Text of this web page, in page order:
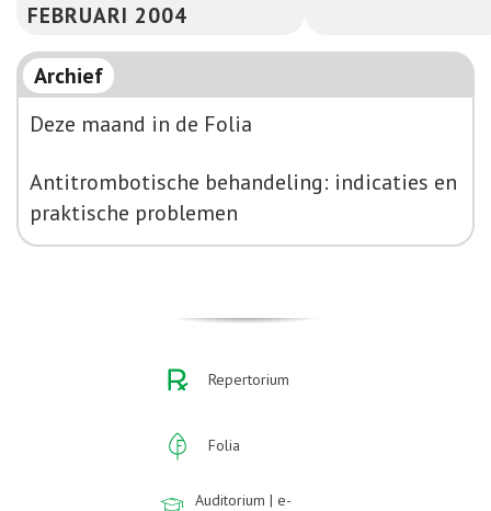
FEBRUARI 2004
Archief
Deze maand in de Folia
Antitrombotische behandeling: indicaties en
praktische problemen
Repertorium
Folia
Auditorium | e-